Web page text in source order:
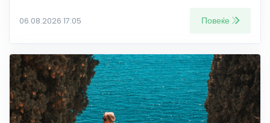
06.08.2026 17:05 Повеќе